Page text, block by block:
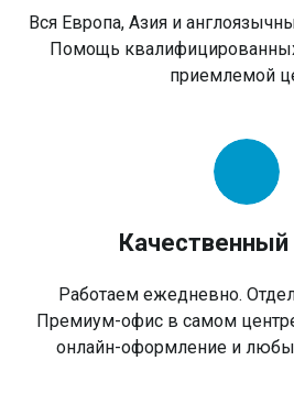
Вся Европа, Азия и
Помощь
приемлемой
Качественный
Работаем ежедневно.
Премиум-офис в самом
онлайн-оформление и